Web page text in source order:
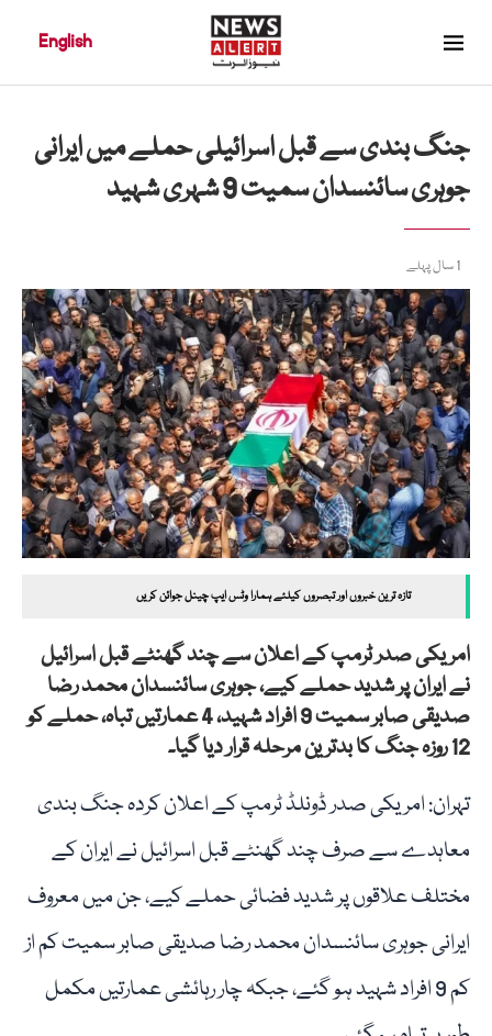
English
جنگ بندی سے قبل اسرائیلی حملے میں ایرانی
جوہری سائنسدان سمیت 9 شہری شہید
1 سال پہلے
تازہ ترین خبروں اور تبصروں کیلئے ہمارا وٹس ایپ چینل جوائن کریں
امریکی صدر ٹرمپ کے اعلان سے چند گھنٹے قبل اسرائیل
نے ایران پر شدید حملے کیے، جوہری سائنسدان محمد رضا
صدیقی صابر سمیت 9 افراد شہید، 4 عمارتیں تباہ، حملے کو
12 روزہ جنگ کا بدترین مرحلہ قرار دیا گیا۔
تہران: امریکی صدر ڈونلڈ ٹرمپ کے اعلان کردہ جنگ بندی
معاہدے سے صرف چند گھنٹے قبل اسرائیل نے ایران کے
مختلف علاقوں پر شدید فضائی حملے کیے، جن میں معروف
ایرانی جوہری سائنسدان محمد رضا صدیقی صابر سمیت کم از
کم 9 افراد شہید ہو گئے، جبکہ چار رہائشی عمارتیں مکمل